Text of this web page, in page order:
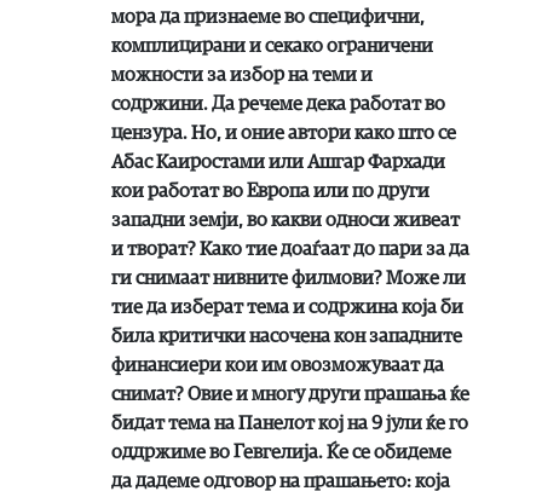
мора да признаеме во специфични,
комплицирани и секако ограничени
можности за избор на теми и
содржини. Да речеме дека работат во
цензура. Но, и оние автори како што се
Абас Каиростами или Ашгар Фархади
кои работат во Европа или по други
западни земји, во какви односи живеат
и творат? Како тие доаѓаат до пари за да
ги снимаат нивните филмови? Може ли
тие да изберат тема и содржина која би
била критички насочена кон западните
финансиери кои им овозможуваат да
снимат? Овие и многу други прашања ќе
бидат тема на Панелот кој на 9 јули ќе го
оддржиме во Гевгелија. Ќе се обидеме
да дадеме одговор на прашањето: која